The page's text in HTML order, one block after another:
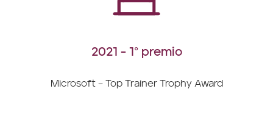
2021 - 1° premio
Microsoft – Top Trainer Trophy Award